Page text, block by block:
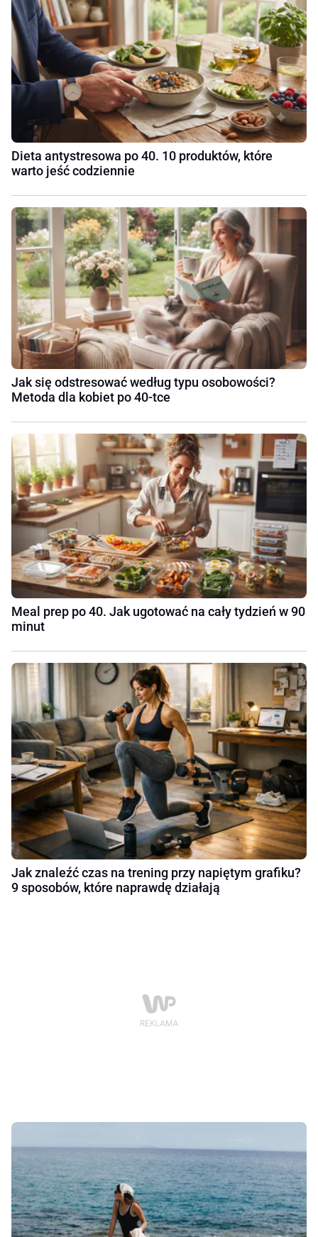
Dieta antystresowa po 40. 10 produktów, które
warto jeść codziennie
Jak się odstresować według typu osobowości?
Metoda dla kobiet po 40-tce
Meal prep po 40. Jak ugotować na cały tydzień w 90
minut
Jak znaleźć czas na trening przy napiętym grafiku?
9 sposobów, które naprawdę działają